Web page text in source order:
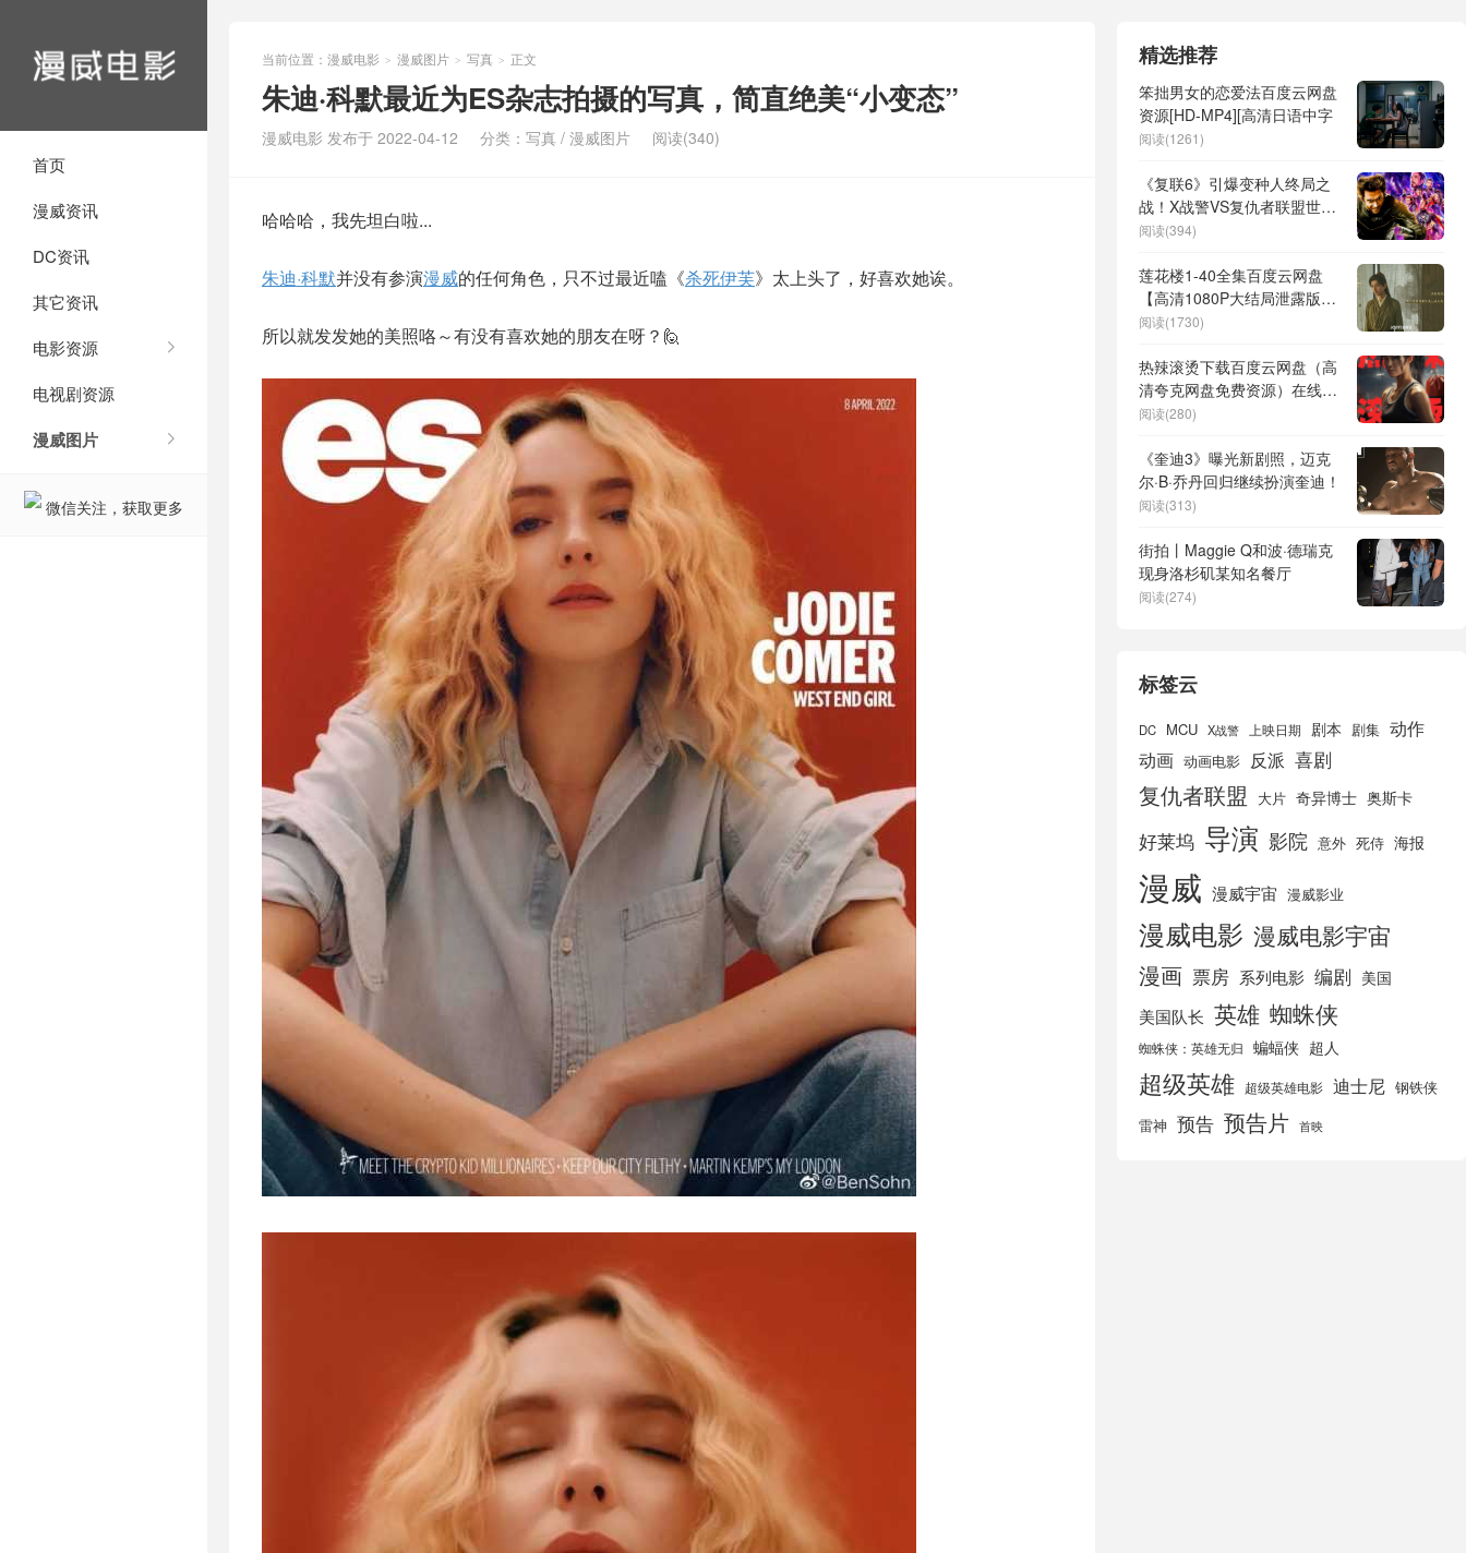
首页
漫威资讯
DC资讯
其它资讯
电影资源
电视剧资源
漫威图片
微信关注，获取更多
当前位置： 漫威电影 > 漫威图片 > 写真 > 正文
朱迪·科默最近为ES杂志拍摄的写真，简直绝美“小变态”
漫威电影 发布于 2022-04-12 分类： 写真 / 漫威图片 阅读(340)
哈哈哈，我先坦白啦...
朱迪·科默并没有参演漫威的任何角色，只不过最近嗑《杀死伊芙》太上头了，好喜欢她诶。
所以就发发她的美照咯～有没有喜欢她的朋友在呀？🙋
精选推荐
笨拙男女的恋爱法百度云网盘
资源[HD-MP4][高清日语中字
阅读(1261)
《复联6》引爆变种人终局之
战！X战警VS复仇者联盟世纪
对决敲定
阅读(394)
莲花楼1-40全集百度云网盘
【高清1080P大结局泄露版】
迅雷资源下载
阅读(1730)
热辣滚烫下载百度云网盘（高
清夸克网盘免费资源）在线分
享
阅读(280)
《奎迪3》曝光新剧照，迈克
尔·B·乔丹回归继续扮演奎迪！
阅读(313)
街拍丨Maggie Q和波·德瑞克
现身洛杉矶某知名餐厅
阅读(274)
标签云
DC MCU X战警 上映日期 剧本 剧集 动作
动画 动画电影 反派 喜剧
复仇者联盟 大片 奇异博士 奥斯卡
好莱坞 导演 影院 意外 死侍 海报
漫威 漫威宇宙 漫威影业
漫威电影 漫威电影宇宙
漫画 票房 系列电影 编剧 美国
美国队长 英雄 蜘蛛侠
蜘蛛侠：英雄无归 蝙蝠侠 超人
超级英雄 超级英雄电影 迪士尼 钢铁侠
雷神 预告 预告片 首映